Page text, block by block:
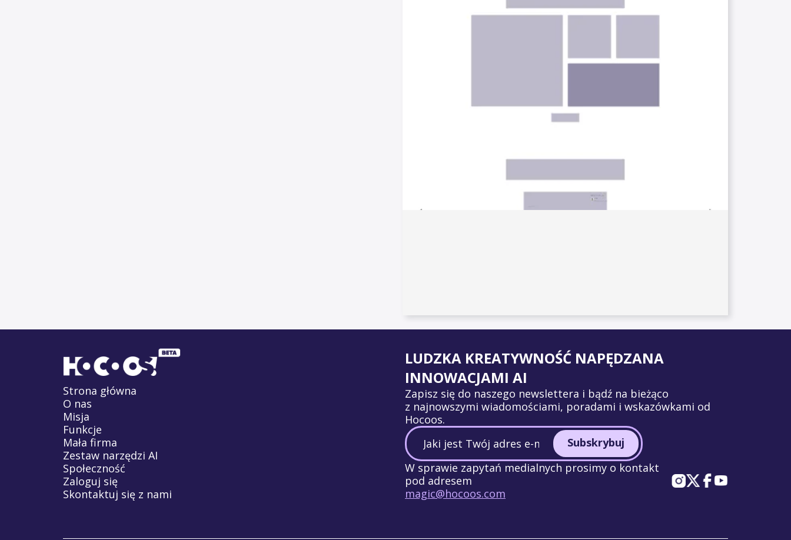
Strona główna
O nas
Misja
Funkcje
Mała firma
Zestaw narzędzi AI
Społeczność
Zaloguj się
Skontaktuj się z nami
LUDZKA KREATYWNOŚĆ NAPĘDZANA
INNOWACJAMI AI
Zapisz się do naszego newslettera i bądź na bieżąco
z najnowszymi wiadomościami, poradami i wskazówkami od
Hocoos.
Subskrybuj
W sprawie zapytań medialnych prosimy o kontakt
pod adresem
magic@hocoos.com